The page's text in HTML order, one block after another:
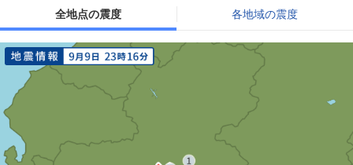
全地点の震度 各地域の震度